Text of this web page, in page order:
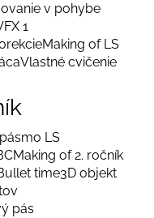
v pohybe
1
Making of LS
Vlastné cvičenie
LS
Making of 2. ročník
time3D objekt
pás